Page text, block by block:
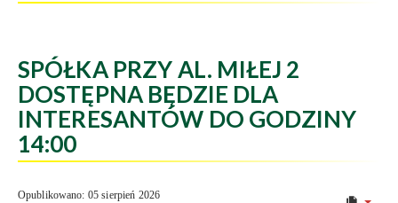
SPÓŁKA PRZY AL. MIŁEJ 2
DOSTĘPNA BĘDZIE DLA
INTERESANTÓW DO GODZINY
14:00
Opublikowano: 05 sierpień 2026